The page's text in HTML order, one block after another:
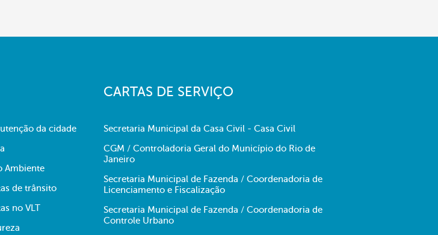
da cidade
Ambiente
de trânsito
no VLT
CARTAS DE SERVIÇO
Secretaria Municipal da Casa Civil - Casa Civil
CGM / Controladoria Geral do Município do Rio de
Janeiro
Secretaria Municipal de Fazenda / Coordenadoria de
Licenciamento e Fiscalização
Secretaria Municipal de Fazenda / Coordenadoria de
Controle Urbano